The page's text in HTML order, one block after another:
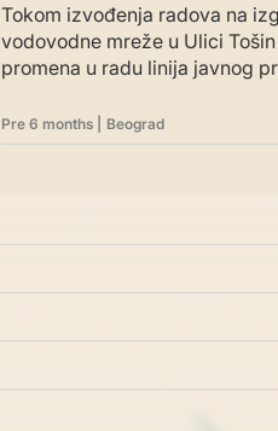
Tokom izvođenja radova na
vodovodne mreže u Ulici
promena u radu linija javnog
Pre 6 months Beograd